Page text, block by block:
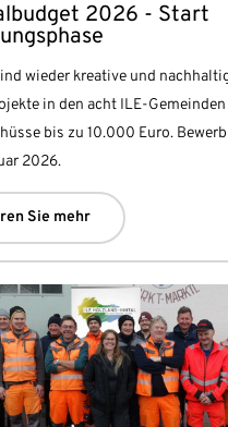
2026 - Start
wieder kreative und
in den acht ILE-
bis zu 10.000 Euro.
2026.
Sie mehr